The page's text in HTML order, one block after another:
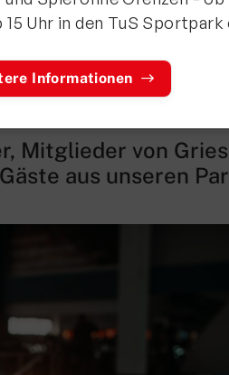
2026
Mitglieder von
aus unseren
Downloads
Alles zur
15 Uhr in den TuS Sportpark
Informationen